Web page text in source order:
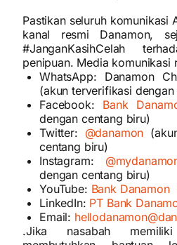
Pastikan seluruh komunikasi
kanal resmi Danamon,
#JanganKasihCelah
penipuan. Media komunikasi
WhatsApp: Danamon
(akun terverifikasi
Facebook: Bank
dengan centang biru)
Twitter: @danamon
centang biru)
Instagram:
dengan centang biru)
YouTube: Bank Danamon
LinkedIn: PT Bank
Email:
.Jika nasabah